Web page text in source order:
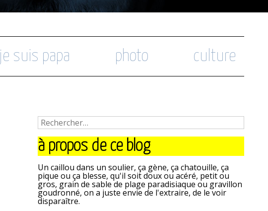
je suis papa photo culture
à propos de ce blog
Un caillou dans un soulier, ça gène, ça chatouille, ça
pique ou ça blesse, qu'il soit doux ou acéré, petit ou
gros, grain de sable de plage paradisiaque ou gravillon
goudronné, on a juste envie de l'extraire, de le voir
disparaître.